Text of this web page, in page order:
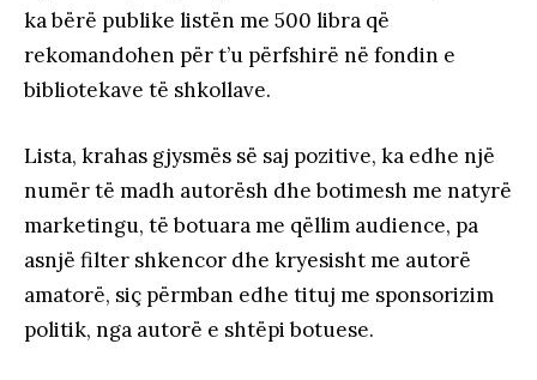
ka bërë publike listën me 500 libra që
rekomandohen për t’u përfshirë në fondin e
bibliotekave të shkollave.
Lista, krahas gjysmës së saj pozitive, ka edhe një
numër të madh autorësh dhe botimesh me natyrë
marketingu, të botuara me qëllim audience, pa
asnjë filter shkencor dhe kryesisht me autorë
amatorë, siç përmban edhe tituj me sponsorizim
politik, nga autorë e shtëpi botuese.